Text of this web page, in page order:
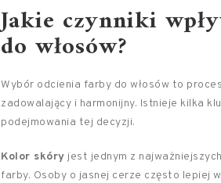
Jakie czynniki
do włosów?
Wybór odcienia farby do włosów to
zadowalający i harmonijny. Istnieje kilka
podejmowania tej decyzji.
Kolor skóry jest jednym z
farby. Osoby o jasnej cerze często lepiej